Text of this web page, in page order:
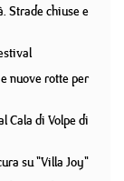
Strade chiuse e
nuove rotte per
Cala di Volpe di
su "Villa Joy"